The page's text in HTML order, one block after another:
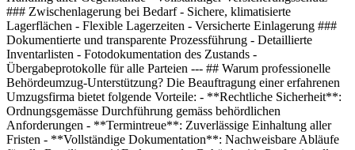
### Zwischenlagerung bei Bedarf - Sichere, klimatisierte
Lagerflächen - Flexible Lagerzeiten - Versicherte Einlagerung ###
Dokumentierte und transparente Prozessführung - Detaillierte
Inventarlisten - Fotodokumentation des Zustands -
Übergabeprotokolle für alle Parteien --- ## Warum professionelle
Behördeumzug-Unterstützung? Die Beauftragung einer erfahrenen
Umzugsfirma bietet folgende Vorteile: - **Rechtliche Sicherheit**:
Ordnungsgemässe Durchführung gemäss behördlichen
Anforderungen - **Termintreue**: Zuverlässige Einhaltung aller
Fristen - **Vollständige Dokumentation**: Nachweisbare Abläufe